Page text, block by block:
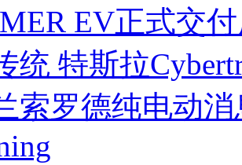
EV正式交
统 特斯拉
索罗德纯电动